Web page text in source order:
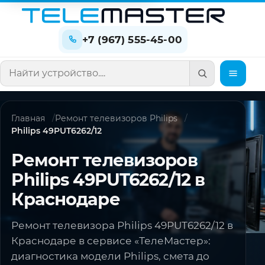
+7 (967) 555-45-00
Поиск по сайту
Главная
Ремонт телевизоров Philips
Philips 49PUT6262/12
Ремонт телевизоров
Philips 49PUT6262/12 в
Краснодаре
Ремонт телевизора Philips 49PUT6262/12 в
Краснодаре в сервисе «ТелеМастер»:
диагностика модели Philips, смета до